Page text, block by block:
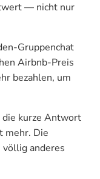
— nicht nur
Gruppenchat
Airbnb-Preis
bezahlen, um
die kurze Antwort
mehr. Die
anderes